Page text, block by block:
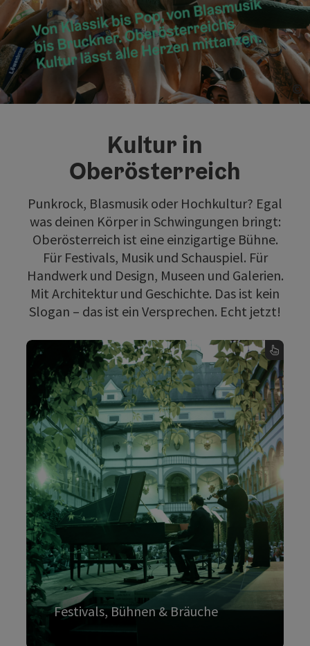
©
©
Kultur in
Oberösterreich
Punkrock, Blasmusik oder Hochkultur? Egal
was deinen Körper in Schwingungen bringt:
Oberösterreich ist eine einzigartige Bühne.
Für Festivals, Musik und Schauspiel. Für
Handwerk und Design, Museen und Galerien.
Mit Architektur und Geschichte. Das ist kein
Slogan – das ist ein Versprechen. Echt jetzt!
Festivals, Bühnen & Bräuche
Festivals, Bühnen & Bräuche
Auf den Bühnen und in den Konzertsälen des
Landes ist Platz für alle: Oper, Operette und
Musical, klassisches und modernes Theater,
Konzerte von Klassik bis Rock, Pop, Punk. Ob
im Salzkammergut, an der Donau, in
Schlossgräben und Arkadenhöfen – die
schönsten Plätze in Oberösterreich werden
zur Bühne für Festivals und Events.
Mehr dazu